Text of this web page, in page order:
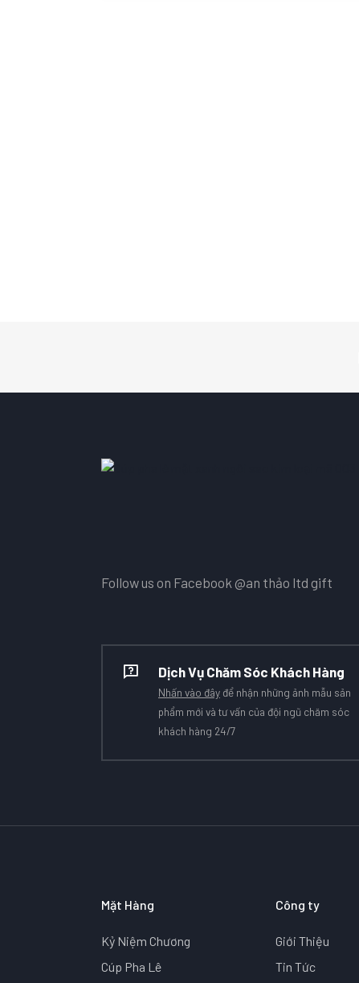
Follow us on Facebook @an thảo ltd gift
Dịch Vụ Chăm Sóc Khách Hàng
Nhấn vào đây để nhận những ảnh mẫu sản
phẩm mới và tư vấn của đội ngũ chăm sóc
khách hàng 24/7
Mặt Hàng
Kỷ Niệm Chương
Cúp Pha Lê
Công ty
Giới Thiệu
Tin Tức